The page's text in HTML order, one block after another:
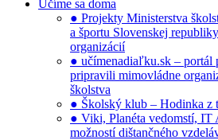
Učíme sa doma
● Projekty Ministerstva
a športu Slovenskej
organizácií
● učímenadiaľku.sk – portál
pripravili mimovládne
školstva
● Školský klub – Hodinka z
● Viki, Planéta vedomstí, IT
možností dištančného